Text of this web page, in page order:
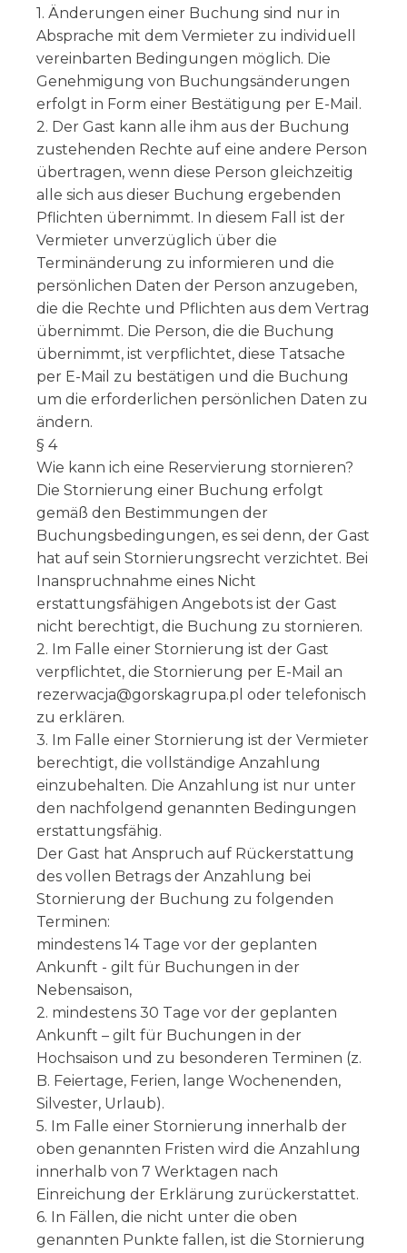
1. Änderungen einer Buchung sind nur in
Absprache mit dem Vermieter zu individuell
vereinbarten Bedingungen möglich. Die
Genehmigung von Buchungsänderungen
erfolgt in Form einer Bestätigung per E-Mail.
2. Der Gast kann alle ihm aus der Buchung
zustehenden Rechte auf eine andere Person
übertragen, wenn diese Person gleichzeitig
alle sich aus dieser Buchung ergebenden
Pflichten übernimmt. In diesem Fall ist der
Vermieter unverzüglich über die
Terminänderung zu informieren und die
persönlichen Daten der Person anzugeben,
die die Rechte und Pflichten aus dem Vertrag
übernimmt. Die Person, die die Buchung
übernimmt, ist verpflichtet, diese Tatsache
per E-Mail zu bestätigen und die Buchung
um die erforderlichen persönlichen Daten zu
ändern.
§ 4
Wie kann ich eine Reservierung stornieren?
Die Stornierung einer Buchung erfolgt
gemäß den Bestimmungen der
Buchungsbedingungen, es sei denn, der Gast
hat auf sein Stornierungsrecht verzichtet. Bei
Inanspruchnahme eines Nicht
erstattungsfähigen Angebots ist der Gast
nicht berechtigt, die Buchung zu stornieren.
2. Im Falle einer Stornierung ist der Gast
verpflichtet, die Stornierung per E-Mail an
rezerwacja@gorskagrupa.pl oder telefonisch
zu erklären.
3. Im Falle einer Stornierung ist der Vermieter
berechtigt, die vollständige Anzahlung
einzubehalten. Die Anzahlung ist nur unter
den nachfolgend genannten Bedingungen
erstattungsfähig.
Der Gast hat Anspruch auf Rückerstattung
des vollen Betrags der Anzahlung bei
Stornierung der Buchung zu folgenden
Terminen:
mindestens 14 Tage vor der geplanten
Ankunft - gilt für Buchungen in der
Nebensaison,
2. mindestens 30 Tage vor der geplanten
Ankunft – gilt für Buchungen in der
Hochsaison und zu besonderen Terminen (z.
B. Feiertage, Ferien, lange Wochenenden,
Silvester, Urlaub).
5. Im Falle einer Stornierung innerhalb der
oben genannten Fristen wird die Anzahlung
innerhalb von 7 Werktagen nach
Einreichung der Erklärung zurückerstattet.
6. In Fällen, die nicht unter die oben
genannten Punkte fallen, ist die Stornierung